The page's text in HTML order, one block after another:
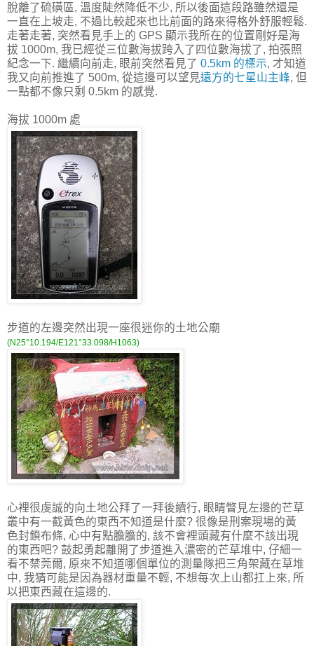
脫離了硫磺區, 溫度陡然降低不少, 所以後面這段路雖然還是
一直在上坡走, 不過比較起來也比前面的路來得格外舒服輕鬆.
走著走著, 突然看見手上的 GPS 顯示我所在的位置剛好是海
拔 1000m, 我已經從三位數海拔跨入了四位數海拔了, 拍張照
紀念一下. 繼續向前走, 眼前突然看見了 0.5km 的標示, 才知道
我又向前推進了 500m, 從這邊可以望見遠方的七星山主峰, 但
一點都不像只剩 0.5km 的感覺.
海拔 1000m 處
步道的左邊突然出現一座很迷你的土地公廟
(N25°10.194/E121°33.098/H1063)
心裡很虔誠的向土地公拜了一拜後續行, 眼睛瞥見左邊的芒草
叢中有一截黃色的東西不知道是什麼? 很像是刑案現場的黃
色封鎖布條, 心中有點膽膽的, 該不會裡頭藏有什麼不該出現
的東西吧? 鼓起勇起離開了步道進入濃密的芒草堆中, 仔細一
看不禁莞爾, 原來不知道哪個單位的測量隊把三角架藏在草堆
中, 我猜可能是因為器材重量不輕, 不想每次上山都扛上來, 所
以把東西藏在這邊的.